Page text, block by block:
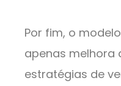
Por fim, o
apenas melhora
estratégias de